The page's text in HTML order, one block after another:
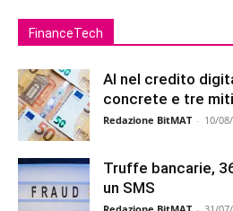
FinanceTech
AI nel credito
concrete e tre
Redazione BitMAT - 10/
Truffe bancarie,
un SMS